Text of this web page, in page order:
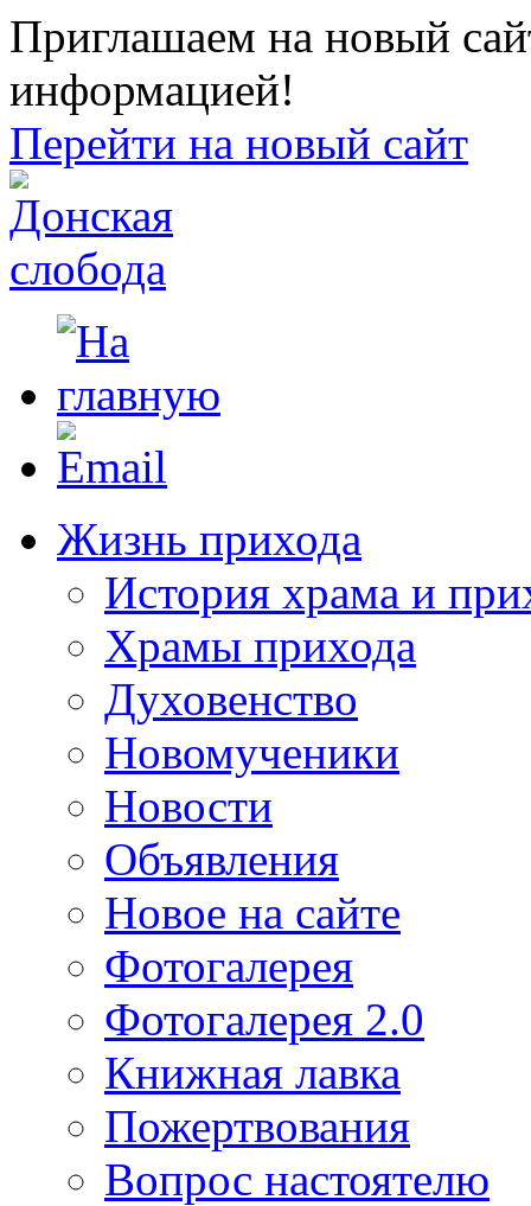
Приглашаем на новый
информацией!
Перейти на новый сайт
Жизнь прихода
История храма и
Храмы прихода
Духовенство
Новомученики
Новости
Объявления
Новое на сайте
Фотогалерея
Фотогалерея 2.0
Книжная лавка
Пожертвования
Вопрос настоятелю